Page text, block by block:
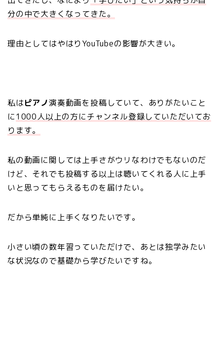
分の中で大きくなってきた。
理由としてはやはりYouTubeの影響が大きい。
私はピアノ演奏動画を投稿していて、ありがたいこと
に1000人以上の方にチャンネル登録していただいてお
ります。
私の動画に関しては上手さがウリなわけでもないのだ
けど、それでも投稿する以上は聴いてくれる人に上手
いと思ってもらえるものを届けたい。
だから単純に上手くなりたいです。
小さい頃の数年習っていただけで、あとは独学みたい
な状況なので基礎から学びたいですね。